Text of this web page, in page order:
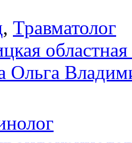
, Травматолог
Ольга